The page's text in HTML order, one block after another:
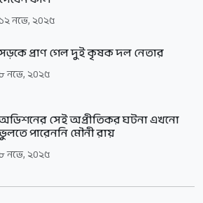
১২ নভে, ২০২৫
প্রাণ গেল দুই কৃষক দল নেতার
নভে, ২০২৫
সেই অপ্রীতিকর ঘটনা এখনো
পারেননি মৌনী রায়
নভে, ২০২৫